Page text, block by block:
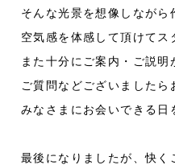
そんな光景を想像しなが
空気感を体感して頂けて
また十分にご案内・ご説
ご質問などございました
みなさまにお会いできる
最後になりましたが、快